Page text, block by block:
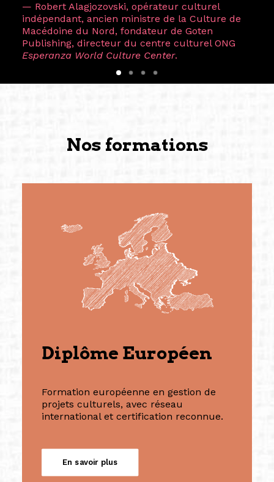
— Robert Alagjozovski, opérateur culturel
indépendant, ancien ministre de la Culture de
Macédoine du Nord, fondateur de Goten
Publishing, directeur du centre culturel ONG
Esperanza World Culture Center.
Nos formations
Diplôme Européen
Formation européenne en gestion de
projets culturels, avec réseau
international et certification reconnue.
En savoir plus